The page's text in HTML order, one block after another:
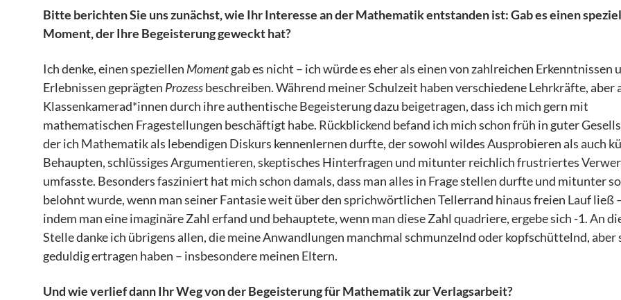
Bitte berichten Sie uns zunächst, wie Ihr Interesse an der Mathematik entstanden ist: Gab es einen
Moment, der Ihre Begeisterung geweckt hat?
Ich denke, einen speziellen Momentgab es nicht – ich würde es eher als einen von zahlreichen Erkenntnissen
Erlebnissen geprägten Prozessbeschreiben. Während meiner Schulzeit haben verschiedene Lehrkräfte, aber
Klassenkamerad*innen durch ihre authentische Begeisterung dazu beigetragen, dass ich mich gern mit
mathematischen Fragestellungen beschäftigt habe. Rückblickend befand ich mich schon früh in guter
der ich Mathematik als lebendigen Diskurs kennenlernen durfte, der sowohl wildes Ausprobieren als auch
Behaupten, schlüssiges Argumentieren, skeptisches Hinterfragen und mitunter reichlich frustriertes
umfasste. Besonders fasziniert hat mich schon damals, dass man alles in Frage stellen durfte und mitunter
belohnt wurde, wenn man seiner Fantasie weit über den sprichwörtlichen Tellerrand hinaus freien Lauf ließ
indem man eine imaginäre Zahl erfand und behauptete, wenn man diese Zahl quadriere, ergebe sich -1. An
Stelle danke ich übrigens allen, die meine Anwandlungen manchmal schmunzelnd oder kopfschüttelnd, aber
geduldig ertragen haben – insbesondere meinen Eltern.
Und wie verlief dann Ihr Weg von der Begeisterung für Mathematik zur Verlagsarbeit?